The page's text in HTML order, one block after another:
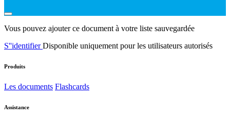
Vous pouvez ajouter ce document à votre liste sauvegardée
S''identifierDisponible uniquement pour les utilisateurs autorisés
Produits
Les documents Flashcards
Assistance